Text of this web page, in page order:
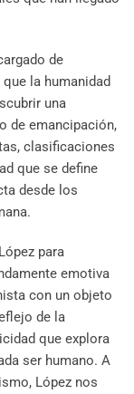
de
la humanidad
una
de emancipación,
clasificaciones
que se define
desde los
para
emotiva
con un objeto
de la
que explora
ser humano. A
López nos